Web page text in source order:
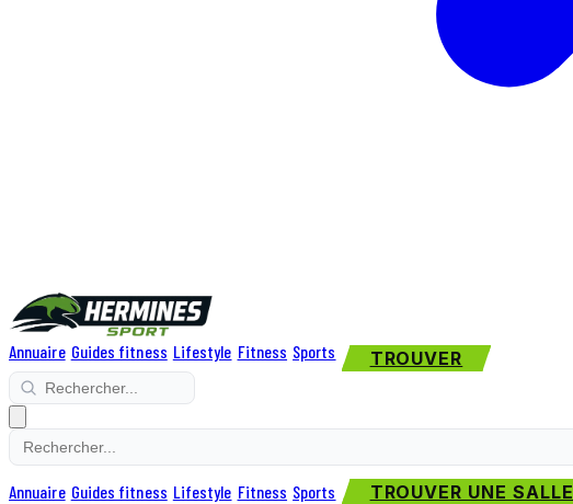
Annuaire Guides fitness Lifestyle Fitness Sports TROUVER
Annuaire Guides fitness Lifestyle Fitness Sports TROUVER UNE SALLE